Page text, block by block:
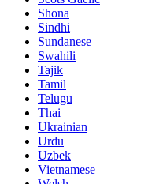
Shona
Sindhi
Sundanese
Swahili
Tajik
Tamil
Telugu
Thai
Ukrainian
Urdu
Uzbek
Vietnamese